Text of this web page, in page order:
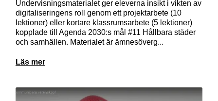
Undervisningsmaterialet ger eleverna insikt i vikten av
digitaliseringens roll genom ett projektarbete (10
lektioner) eller kortare klassrumsarbete (5 lektioner)
kopplade till Agenda 2030:s mål #11 Hållbara städer
och samhällen. Materialet är ämnesöverg...
Läs mer